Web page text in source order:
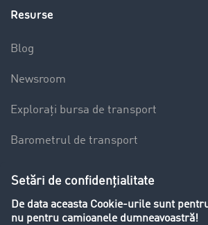
Resurse
Blog
Newsroom
Explorați bursa de transport
Barometrul de transport
Restricții de circulație pentru